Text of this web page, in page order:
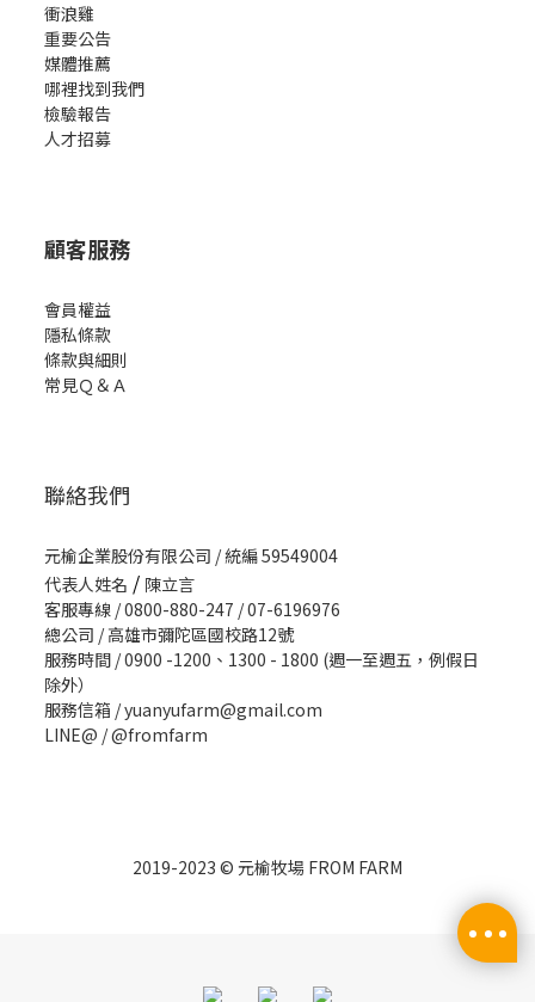
衝浪雞
重要公告
媒體推薦
哪裡找到我們
檢驗報告
人才招募
顧客服務
會員權益
隱私條款
條款與細則
常見Ｑ＆Ａ
聯絡我們
元榆企業股份有限公司 / 統編 59549004
代表人姓名 / 陳立言
客服專線 / 0800-880-247 / 07-6196976
總公司 / 高雄市彌陀區國校路12號
服務時間 / 0900 -1200、1300 - 1800 (週一至週五，例假日
除外）
服務信箱 / yuanyufarm@gmail.com
LINE@ /@fromfarm
2019-2023 © 元榆牧場 FROM FARM